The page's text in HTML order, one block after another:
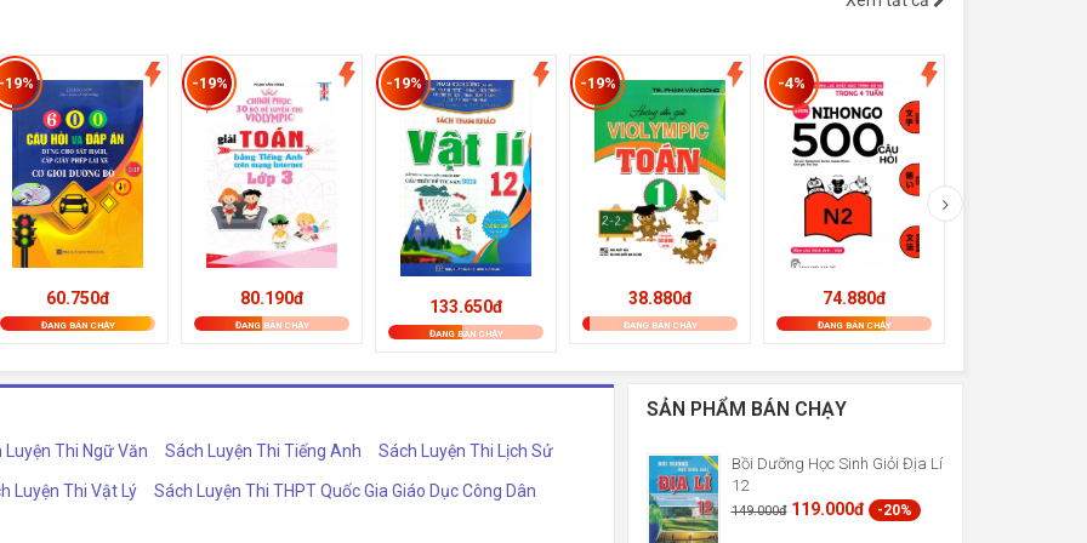
60.750đ
ĐANG BÁN CHẠY
-19%
80.190đ
ĐANG BÁN CHẠY
-19%
133.650đ
ĐANG BÁN CHẠY
-19%
38.880đ
ĐANG BÁN CHẠY
-4%
74.880đ
ĐANG BÁN CHẠY
Luyện Thi Ngữ Văn Sách Luyện Thi Tiếng Anh Sách Luyện Thi Lịch Sử
Luyện Thi Vật Lý Sách Luyện Thi THPT Quốc Gia Giáo Dục Công Dân
SẢN PHẨM BÁN CHẠY
Bồi Dưỡng Học Sinh Giỏi Địa Lí
12
149.000đ 119.000đ -20%